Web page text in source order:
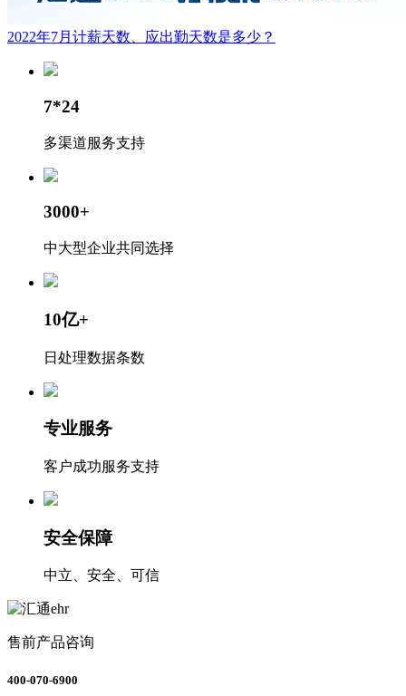
2022年7月计薪天数、应出勤天数是多少？
7*24
多渠道服务支持
3000+
中大型企业共同选择
10亿+
日处理数据条数
专业服务
客户成功服务支持
安全保障
中立、安全、可信
售前产品咨询
400-070-6900